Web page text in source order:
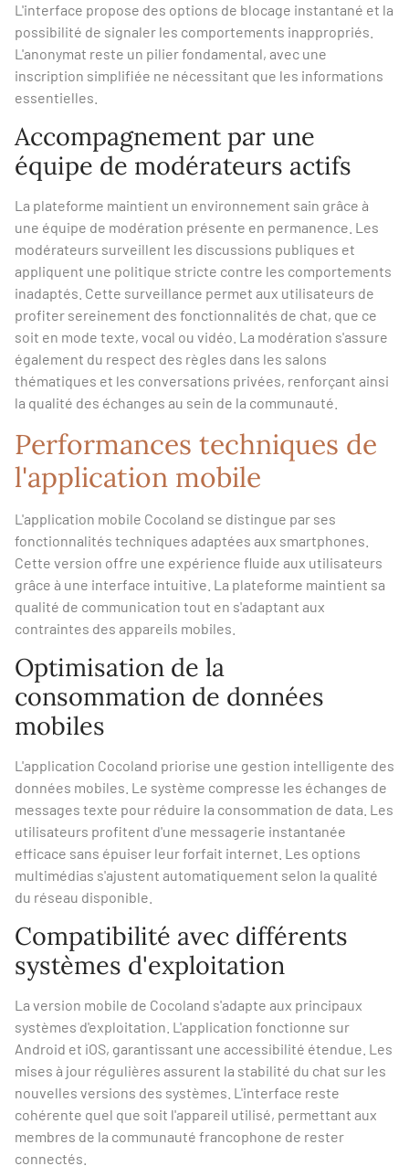
L'interface propose des options de blocage instantané et la
possibilité de signaler les comportements inappropriés.
L'anonymat reste un pilier fondamental, avec une
inscription simplifiée ne nécessitant que les informations
essentielles.
Accompagnement par une
équipe de modérateurs actifs
La plateforme maintient un environnement sain grâce à
une équipe de modération présente en permanence. Les
modérateurs surveillent les discussions publiques et
appliquent une politique stricte contre les comportements
inadaptés. Cette surveillance permet aux utilisateurs de
profiter sereinement des fonctionnalités de chat, que ce
soit en mode texte, vocal ou vidéo. La modération s'assure
également du respect des règles dans les salons
thématiques et les conversations privées, renforçant ainsi
la qualité des échanges au sein de la communauté.
Performances techniques de
l'application mobile
L'application mobile Cocoland se distingue par ses
fonctionnalités techniques adaptées aux smartphones.
Cette version offre une expérience fluide aux utilisateurs
grâce à une interface intuitive. La plateforme maintient sa
qualité de communication tout en s'adaptant aux
contraintes des appareils mobiles.
Optimisation de la
consommation de données
mobiles
L'application Cocoland priorise une gestion intelligente des
données mobiles. Le système compresse les échanges de
messages texte pour réduire la consommation de data. Les
utilisateurs profitent d'une messagerie instantanée
efficace sans épuiser leur forfait internet. Les options
multimédias s'ajustent automatiquement selon la qualité
du réseau disponible.
Compatibilité avec différents
systèmes d'exploitation
La version mobile de Cocoland s'adapte aux principaux
systèmes d'exploitation. L'application fonctionne sur
Android et iOS, garantissant une accessibilité étendue. Les
mises à jour régulières assurent la stabilité du chat sur les
nouvelles versions des systèmes. L'interface reste
cohérente quel que soit l'appareil utilisé, permettant aux
membres de la communauté francophone de rester
connectés.